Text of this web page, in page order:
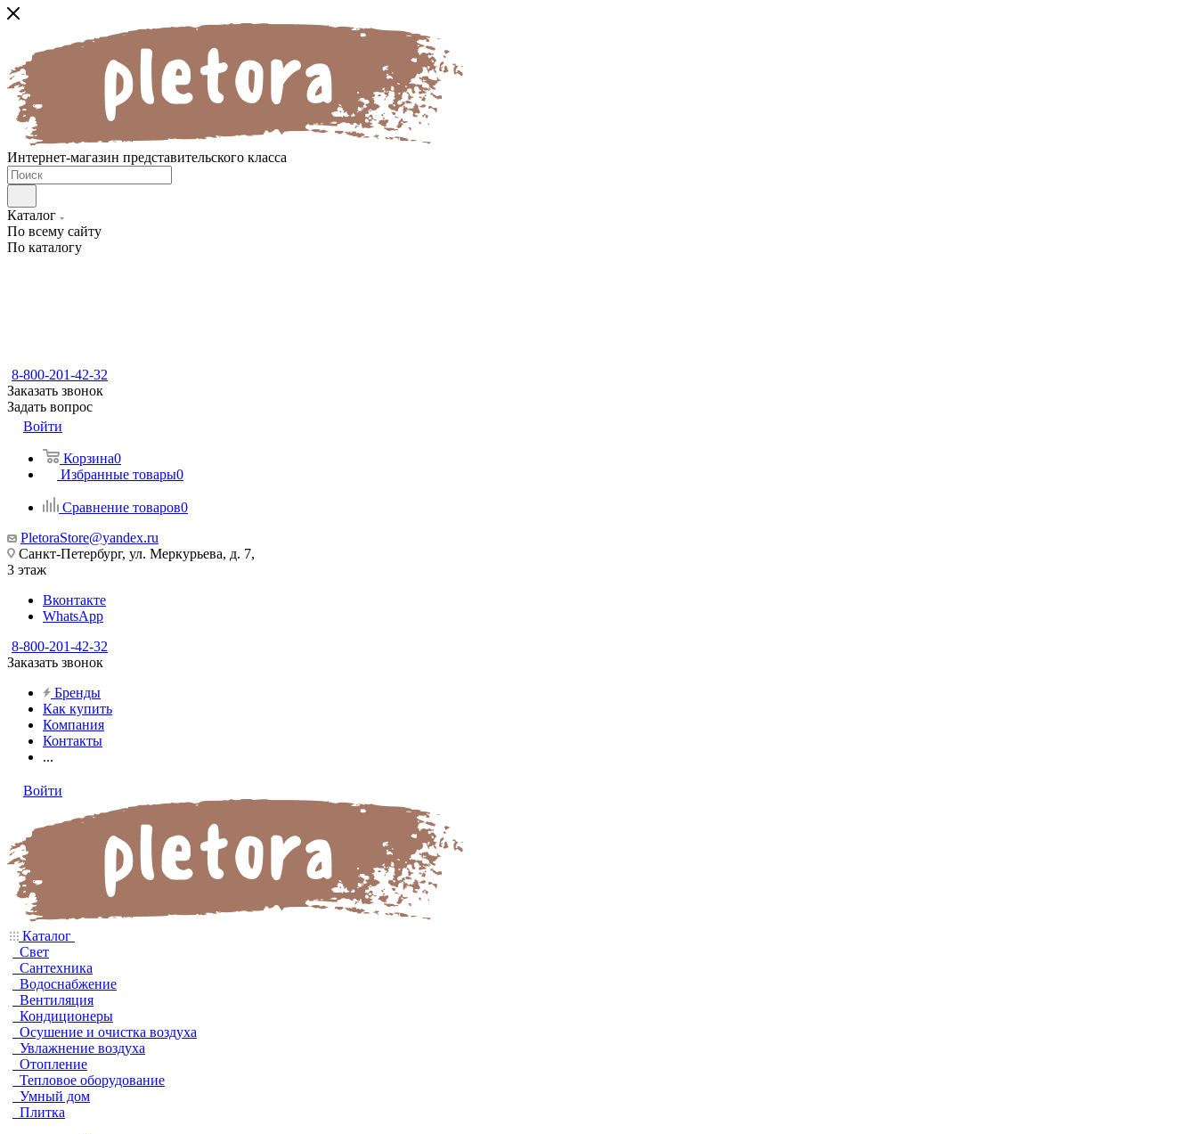
Интернет-магазин представительского класса
Каталог
По всему сайту
По каталогу
8-800-201-42-32
Заказать звонок
Задать вопрос
Войти
Корзина0
Избранные товары0
Сравнение товаров0
PletoraStore@yandex.ru
Санкт-Петербург, ул. Меркурьева, д. 7,
3 этаж
Вконтакте
WhatsApp
8-800-201-42-32
Заказать звонок
Бренды
Как купить
Компания
Контакты
...
Войти
Каталог
Свет
Сантехника
Водоснабжение
Вентиляция
Кондиционеры
Осушение и очистка воздуха
Увлажнение воздуха
Отопление
Тепловое оборудование
Умный дом
Плитка